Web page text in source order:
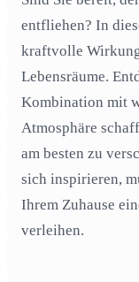
Dezente
können
05Minimalismus
Licht
Farbwahl 101:
Räume?
entfliehen? In
kraftvolle
Lebensräume.
Kombination mit
Atmosphäre
am besten zu
sich inspirieren,
Ihrem Zuhause
verleihen.